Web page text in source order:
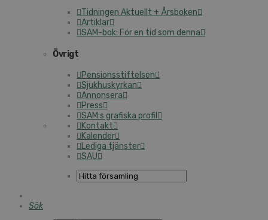
Tidningen Aktuellt + Årsboken
Artiklar
SAM-bok: För en tid som denna
Övrigt
Pensionsstiftelsen
Sjukhuskyrkan
Annonsera
Press
SAM:s grafiska profil
Kontakt
Kalender
Lediga tjänster
SAU
Sök